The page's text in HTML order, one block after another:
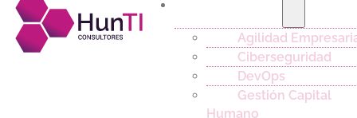
Agilidad
Ciberseguridad
DevOps
Gestión Capital
Humano